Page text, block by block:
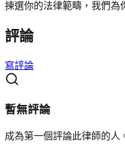
揀選你的法律範疇，我們為
評論
寫評論
暫無評論
成為第一個評論此律師的人